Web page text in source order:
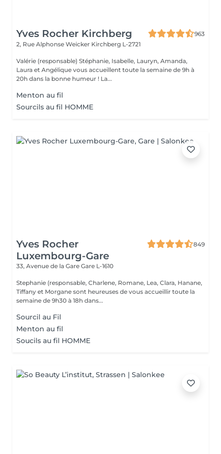
Yves Rocher Kirchberg
963
2, Rue Alphonse Weicker Kirchberg L-2721
Valérie (responsable) Stéphanie, Isabelle, Lauryn, Amanda,
Laura et Angélique vous accueillent toute la semaine de 9h à
20h dans la bonne humeur ! La...
Menton au fil
Sourcils au fil HOMME
Yves Rocher
Luxembourg-Gare
849
33, Avenue de la Gare Gare L-1610
Stephanie (responsable, Charlene, Romane, Lea, Clara, Hanane,
Tiffany et Morgane sont heureuses de vous accueillir toute la
semaine de 9h30 à 18h dans...
Sourcil au Fil
Menton au fil
Soucils au fil HOMME